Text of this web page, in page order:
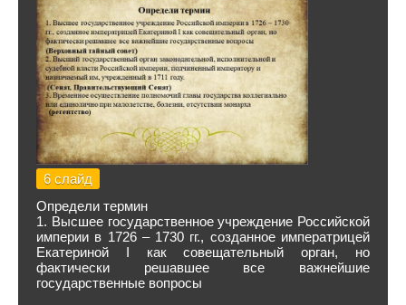
6 слайд
Определи термин
1. Высшее государственное учреждение Российской
империи в 1726 – 1730 гг., созданное императрицей
Екатериной I как совещательный орган, но
фактически решавшее все важнейшие
государственные вопросы